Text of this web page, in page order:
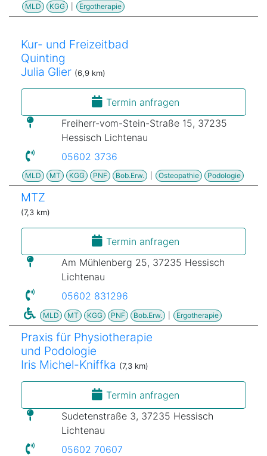
MLD KGG Ergotherapie
Kur- und Freizeitbad
Quinting
Julia Glier (6,9 km)
Termin anfragen
Freiherr-vom-Stein-Straße 15, 37235
Hessisch Lichtenau
05602 3736
MLD MT KGG PNF Bob.Erw. Osteopathie Podologie
MTZ
(7,3 km)
Termin anfragen
Am Mühlenberg 25, 37235 Hessisch
Lichtenau
05602 831296
MLD MT KGG PNF Bob.Erw. Ergotherapie
Praxis für Physiotherapie
und Podologie
Iris Michel-Kniffka (7,3 km)
Termin anfragen
Sudetenstraße 3, 37235 Hessisch
Lichtenau
05602 70607